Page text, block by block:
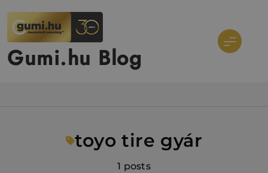
tartalomra
Gumi.hu Blog
toyo tire gyár
1 posts